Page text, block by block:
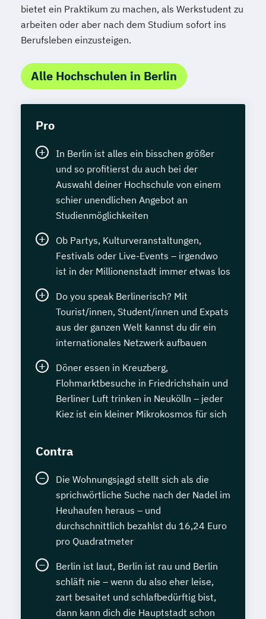
bietet ein Praktikum zu machen, als Werkstudent zu
arbeiten oder aber nach dem Studium sofort ins
Berufsleben einzusteigen.
Alle Hochschulen in Berlin
Pro
In Berlin ist alles ein bisschen größer
und so profitierst du auch bei der
Auswahl deiner Hochschule von einem
schier unendlichen Angebot an
Studienmöglichkeiten
Ob Partys, Kulturveranstaltungen,
Festivals oder Live-Events – irgendwo
ist in der Millionenstadt immer etwas los
Do you speak Berlinerisch? Mit
Tourist/innen, Student/innen und Expats
aus der ganzen Welt kannst du dir ein
internationales Netzwerk aufbauen
Döner essen in Kreuzberg,
Flohmarktbesuche in Friedrichshain und
Berliner Luft trinken in Neukölln – jeder
Kiez ist ein kleiner Mikrokosmos für sich
Contra
Die Wohnungsjagd stellt sich als die
sprichwörtliche Suche nach der Nadel im
Heuhaufen heraus – und
durchschnittlich bezahlst du 16,24 Euro
pro Quadratmeter
Berlin ist laut, Berlin ist rau und Berlin
schläft nie – wenn du also eher leise,
zart besaitet und schlafbedürftig bist,
dann kann dich die Hauptstadt schon